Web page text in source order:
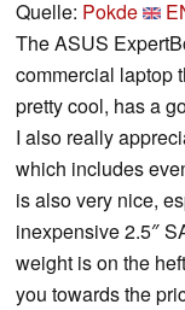
Quelle: Pokde
The ASUS
commercial laptop
pretty cool, has a
I also really
which includes
is also very nice,
inexpensive 2.5″
weight is on the
you towards the